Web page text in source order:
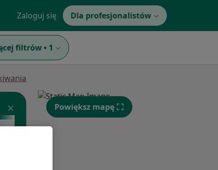
Zaloguj się Dla profesjonalistów
filtrów • 1
Powiększ mapę